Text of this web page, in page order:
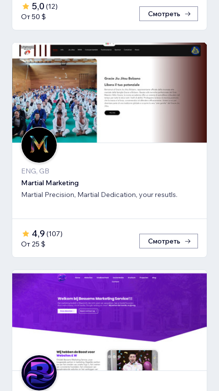
5,0 (12)
От 50 $
Смотреть
ENG, GB
Martial Marketing
Martial Precision, Martial Dedication, your resutls.
4,9 (107)
От 25 $
Смотреть